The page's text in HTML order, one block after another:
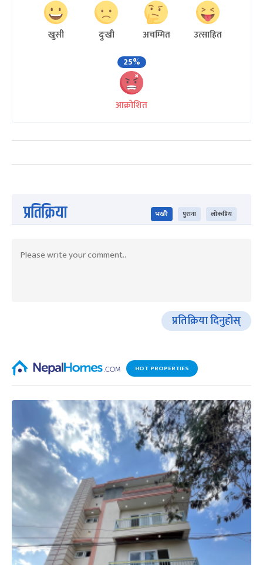
खुसी दुःखी अचम्मित
उत्साहित
25%
आक्रोशित
प्रतिक्रिया भर्खरै पुराना लोकप्रिय
प्रतिक्रिया दिनुहोस्
HOT PROPERTIES